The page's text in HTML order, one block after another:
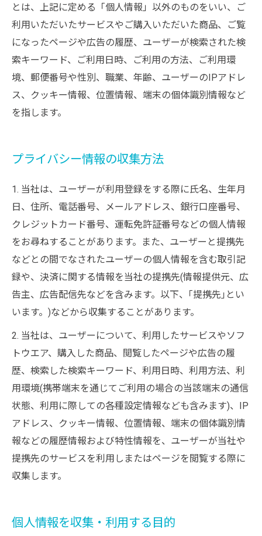
とは、上記に定める「個人情報」以外のものをいい、ご
利用いただいたサービスやご購入いただいた商品、ご覧
になったページや広告の履歴、ユーザーが検索された検
索キーワード、ご利用日時、ご利用の方法、ご利用環
境、郵便番号や性別、職業、年齢、ユーザーのIPアドレ
ス、クッキー情報、位置情報、端末の個体識別情報など
を指します。
プライバシー情報の収集方法
1. 当社は、ユーザーが利用登録をする際に氏名、生年月
日、住所、電話番号、メールアドレス、銀行口座番号、
クレジットカード番号、運転免許証番号などの個人情報
をお尋ねすることがあります。また、ユーザーと提携先
などとの間でなされたユーザーの個人情報を含む取引記
録や、決済に関する情報を当社の提携先(情報提供元、広
告主、広告配信先などを含みます。以下、｢提携先｣とい
います。)などから収集することがあります。
2. 当社は、ユーザーについて、利用したサービスやソフ
トウエア、購入した商品、閲覧したページや広告の履
歴、検索した検索キーワード、利用日時、利用方法、利
用環境(携帯端末を通じてご利用の場合の当該端末の通信
状態、利用に際しての各種設定情報なども含みます)、IP
アドレス、クッキー情報、位置情報、端末の個体識別情
報などの履歴情報および特性情報を、ユーザーが当社や
提携先のサービスを利用しまたはページを閲覧する際に
収集します。
個人情報を収集・利用する目的